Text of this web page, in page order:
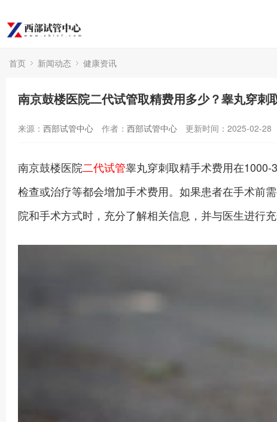
首页 新闻动态 健康资讯
南京鼓楼医院二代试管取精费用多少？睾丸穿刺
来源： 西部试管中心 作者： 西部试管中心 更新时间：2025-02-28
南京鼓楼医院二代试管睾丸穿刺取精手术费用在
检查或治疗等都会增加手术费用。如果患者在手术前
院和手术方式时，充分了解相关信息，并与医生进行